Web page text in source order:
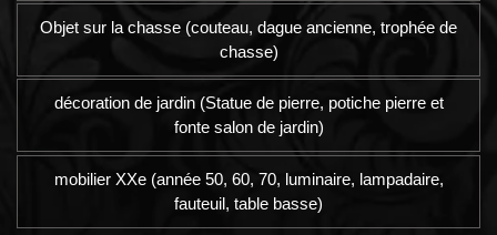
Objet sur la chasse (couteau, dague ancienne, trophée de
chasse)
décoration de jardin (Statue de pierre, potiche pierre et
fonte salon de jardin)
mobilier XXe (année 50, 60, 70, luminaire, lampadaire,
fauteuil, table basse)